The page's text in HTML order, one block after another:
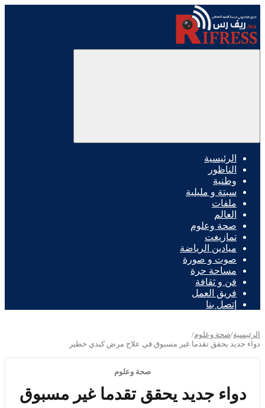
الرئيسية
الناظور
وطنية
سبتة و مليلية
ملفات
العالم
صحة وعلوم
تمازيغت
ميادين الرياضة
صوت و صورة
مساحة حرة
فن و ثقافة
فريق العمل
إتصل بنا
الرئيسية/صحة وعلوم/
دواء جديد يحقق تقدما غير مسبوق في علاج مرض كبدي خطير
صحة وعلوم
دواء جديد يحقق تقدما غير مسبوق